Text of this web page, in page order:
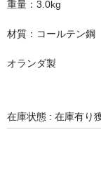
重量：3.0kg
材質：コールテン鋼
オランダ製
在庫状態 : 在庫有り